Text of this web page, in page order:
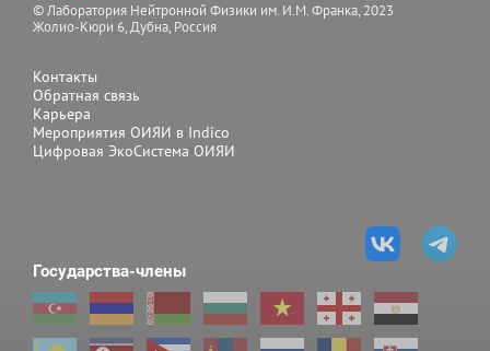
© Лаборатория Нейтронной Физики им. И.М. Франка, 2023
Жолио-Кюри 6, Дубна, Россия
Контакты
Обратная связь
Карьера
Мероприятия ОИЯИ в Indico
Цифровая ЭкоСистема ОИЯИ
Государства-члены